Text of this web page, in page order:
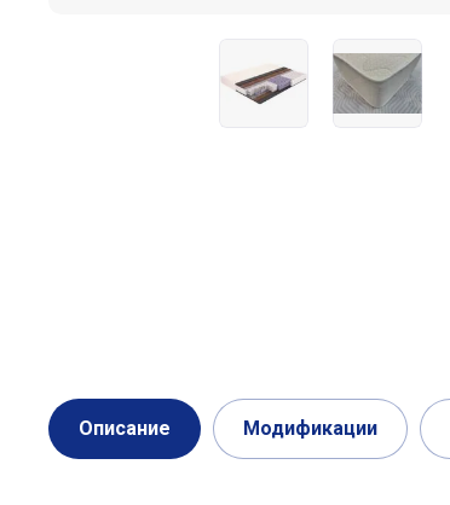
Описание Модификации